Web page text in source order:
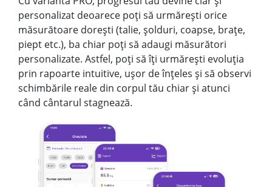
personalizat deoarece poți să urmărești orice
măsurătoare dorești (talie, șolduri, coapse, brațe,
piept etc.), ba chiar poți să adaugi măsurători
personalizate. Astfel, poți să îți urmărești evoluția
prin rapoarte intuitive, ușor de înțeles și să observi
schimbările reale din corpul tău chiar și atunci
când cântarul stagnează.